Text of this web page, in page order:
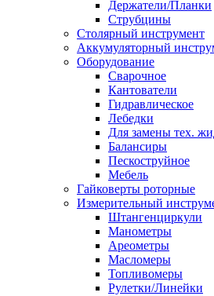
Держатели/Планки
Струбцины
Столярный инструмент
Аккумуляторный
Оборудование
Сварочное
Кантователи
Гидравлическое
Лебедки
Для замены тех.
Балансиры
Пескоструйное
Мебель
Гайковерты роторные
Измерительный
Штангенциркули
Манометры
Ареометры
Масломеры
Топливомеры
Рулетки/Линейки